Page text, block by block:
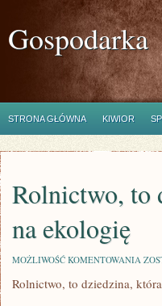
Gospodarka
STRONA GŁÓWNA KIWIOR
Rolnictwo, to
na ekologię
MOŻLIWOŚĆ KOMENTOWANIA
Rolnictwo, to dziedzina,